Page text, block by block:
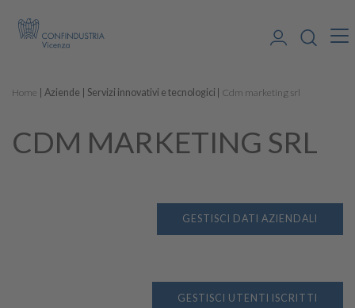
Home Aziende Servizi innovativi e tecnologici Cdm marketing srl
CDM MARKETING SRL
GESTISCI DATI AZIENDALI
GESTISCI UTENTI ISCRITTI